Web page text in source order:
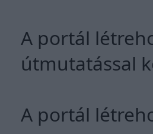
A portál
útmutatással
A portál